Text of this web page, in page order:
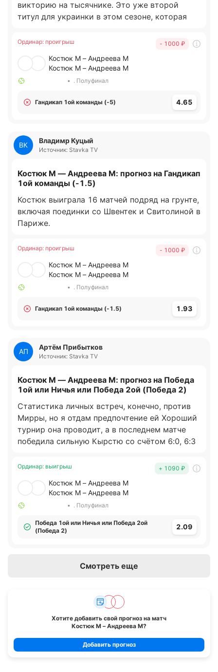
викторию на тысячнике. Это уже второй
титул для украинки в этом сезоне, которая
верх в французском Руане. В Париже Марта
целом у украинской теннисистки до сих пор
статистика 16-0. В Париже она справилась
уже с Швентек, закрыв 2:0 королеву грунта. А
в прошлом матче в дерби двух украинок
взяла верх в третьей партии над Свитолиной.
Очень много брейковых очков она набирает в
Париже. Не всегда удается держать
стабильно подачу, но относительно других у
нее все равно показатели гораздо лучше.
Когда необходимо, Марта может подать на
тяжёлым. Мирра Андреева на приеме также в
Париже набирает много геймов, но
соперницы у Андреевой были очень
находила возможность проиграть подачи.
Мирра хорошо работает в защите и
затягивает соперниц в длинные розыгрыши.
Костюк не показывает стабильно свою игру
монструозно. С Свитолиной она просто
что намного сильнее тут будет Костюк
Ординар: проигрыш - 1000 ₽
Костюк М – Андреева М
Костюк М – Андреева М
• . Полуфинал
Гандикап 1ой команды (-5) 4.65
ВК
Владимр Куцый
Источник: Stavka TV
Костюк М — Андреева М: прогноз на Гандикап
1ой команды (-1.5)
Костюк выиграла 16 матчей подряд на грунте,
включая поединки со Швентек и Свитолиной в
Париже.
Ординар: проигрыш - 1000 ₽
Костюк М – Андреева М
Костюк М – Андреева М
• . Полуфинал
Гандикап 1ой команды (-1.5) 1.93
АП
Артём Прибытков
Источник: Stavka TV
Костюк М — Андреева М: прогноз на Победа
1ой или Ничья или Победа 2ой (Победа 2)
Статистика личных встреч, конечно, против
Мирры, но я отдам предпочтение ей Хороший
турнир она проводит, а в последнем матче
победила сильную Кырстю со счётом 6:0, 6:3
Ординар: выигрыш + 1090 ₽
Костюк М – Андреева М
Костюк М – Андреева М
• . Полуфинал
Победа 1ой или Ничья или Победа 2ой
(Победа 2)
2.09
Смотреть еще
Хотите добавить свой прогноз на матч
Костюк М – Андреева М?
Добавить прогноз